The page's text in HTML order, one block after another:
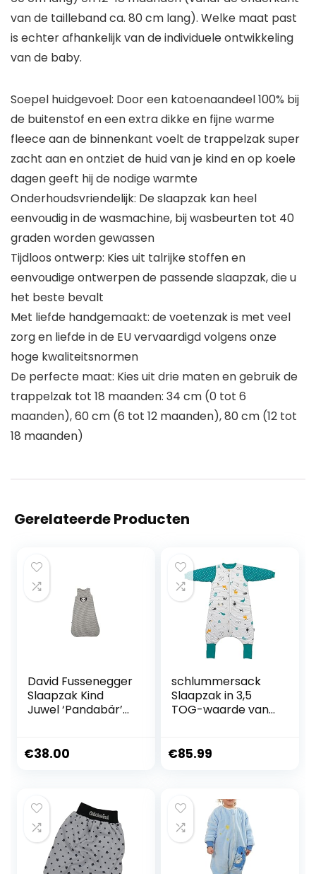
van de tailleband ca. 80 cm lang). Welke maat past
is echter afhankelijk van de individuele ontwikkeling
van de baby.
Soepel huidgevoel: Door een katoenaandeel 100% bij
de buitenstof en een extra dikke en fijne warme
fleece aan de binnenkant voelt de trappelzak super
zacht aan en ontziet de huid van je kind en op koele
dagen geeft hij de nodige warmte
Onderhoudsvriendelijk: De slaapzak kan heel
eenvoudig in de wasmachine, bij wasbeurten tot 40
graden worden gewassen
Tijdloos ontwerp: Kies uit talrijke stoffen en
eenvoudige ontwerpen de passende slaapzak, die u
het beste bevalt
Met liefde handgemaakt: de voetenzak is met veel
zorg en liefde in de EU vervaardigd volgens onze
hoge kwaliteitsnormen
De perfecte maat: Kies uit drie maten en gebruik de
trappelzak tot 18 maanden: 34 cm (0 tot 6
maanden), 60 cm (6 tot 12 maanden), 80 cm (12 tot
18 maanden)
Gerelateerde Producten
David Fussenegger
Slaapzak Kind
Juwel ‘Pandabär’
€38.00
schlummersack
Slaapzak in 3,5
TOG-waarde van
afneembare
om te klappen –
verkrijgbaar in
verschillende
maten en designs
voor jongens en
€85.99